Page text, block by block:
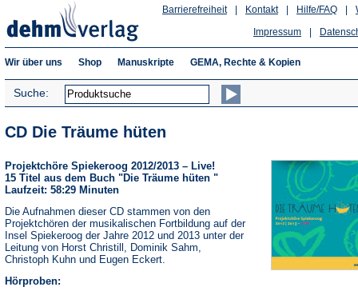
Hilfe/FAQ
Kontakt
Barrierefreiheit
Impressum
Wir über uns Shop Manuskripte GEMA, Rechte & Kopien
Suche:
CD Die Träume hüten
Projektchöre Spiekeroog 2012/2013 – Live!
15 Titel aus dem Buch "Die Träume hüten "
Laufzeit: 58:29 Minuten
Die Aufnahmen dieser CD stammen von den
Projektchören der musikalischen Fortbildung auf der
Insel Spiekeroog der Jahre 2012 und 2013 unter der
Leitung von Horst Christill, Dominik Sahm,
Christoph Kuhn und Eugen Eckert.
Hörproben: